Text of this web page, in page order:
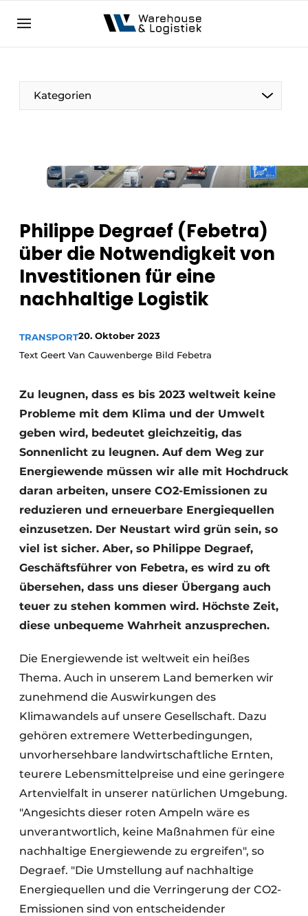
NL EN
Kategorien
Philippe Degraef (Febetra)
über die Notwendigkeit von
Investitionen für eine
nachhaltige Logistik
TRANSPORT20. Oktober 2023
Text Geert Van Cauwenberge Bild Febetra
Zu leugnen, dass es bis 2023 weltweit keine
Probleme mit dem Klima und der Umwelt
geben wird, bedeutet gleichzeitig, das
Sonnenlicht zu leugnen. Auf dem Weg zur
Energiewende müssen wir alle mit Hochdruck
daran arbeiten, unsere CO2-Emissionen zu
reduzieren und erneuerbare Energiequellen
einzusetzen. Der Neustart wird grün sein, so
viel ist sicher. Aber, so Philippe Degraef,
Geschäftsführer von Febetra, es wird zu oft
übersehen, dass uns dieser Übergang auch
teuer zu stehen kommen wird. Höchste Zeit,
diese unbequeme Wahrheit anzusprechen.
Die Energiewende ist weltweit ein heißes
Thema. Auch in unserem Land bemerken wir
zunehmend die Auswirkungen des
Klimawandels auf unsere Gesellschaft. Dazu
gehören extremere Wetterbedingungen,
unvorhersehbare landwirtschaftliche Ernten,
teurere Lebensmittelpreise und eine geringere
Artenvielfalt in unserer natürlichen Umgebung.
"Angesichts dieser roten Ampeln wäre es
unverantwortlich, keine Maßnahmen für eine
nachhaltige Energiewende zu ergreifen", so
Degraef. "Die Umstellung auf nachhaltige
Energiequellen und die Verringerung der CO2-
Emissionen sind von entscheidender